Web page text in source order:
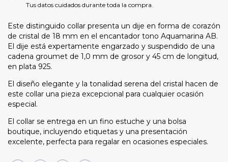
Tus datos cuidados durante toda la compra.
Este distinguido collar presenta un dije en forma de corazón
de cristal de 18 mm en el encantador tono Aquamarina AB.
El dije está expertamente engarzado y suspendido de una
cadena groumet de 1,0 mm de grosor y 45 cm de longitud,
en plata 925.
El diseño elegante y la tonalidad serena del cristal hacen de
este collar una pieza excepcional para cualquier ocasión
especial.
El collar se entrega en un fino estuche y una bolsa
boutique, incluyendo etiquetas y una presentación
excelente, perfecta para regalar en ocasiones especiales.